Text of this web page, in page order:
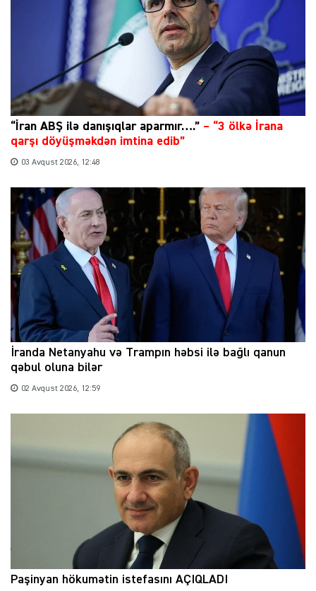
“İran ABŞ ilə danışıqlar aparmır….” – “3 ölkə İrana
qarşı döyüşməkdən imtina edib”
03 Avqust 2026, 12:48
İranda Netanyahu və Trampın həbsi ilə bağlı qanun
qəbul oluna bilər
02 Avqust 2026, 12:59
Paşinyan hökumətin istefasını AÇIQLADI